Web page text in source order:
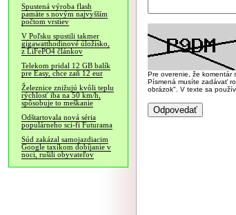
Spustená výroba flash
pamäte s novým najvyšším
počtom vrstiev
V Poľsku spustili takmer
gigawatthodinové úložisko,
z LiFePO4 článkov
Telekom pridal 12 GB balík
pre Easy, chce zaň 12 eur
Železnice znižujú kvôli teplu
rýchlosť iba na 50 km/h,
spôsobuje to meškanie
Odštartovala nová séria
populárneho sci-fi Futurama
Súd zakázal samojazdiacim
Google taxíkom dobíjanie v
noci, rušili obyvateľov
Pre overenie, že komentár
Písmená musíte zadávať
obrázok". V texte sa